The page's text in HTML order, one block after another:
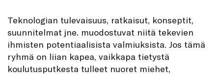
Teknologian tulevaisuus, ratkaisut, konseptit,
suunnitelmat jne. muodostuvat niitä tekevien
ihmisten potentiaalisista valmiuksista. Jos tämä
ryhmä on liian kapea, vaikkapa tietystä
koulutusputkesta tulleet nuoret miehet,